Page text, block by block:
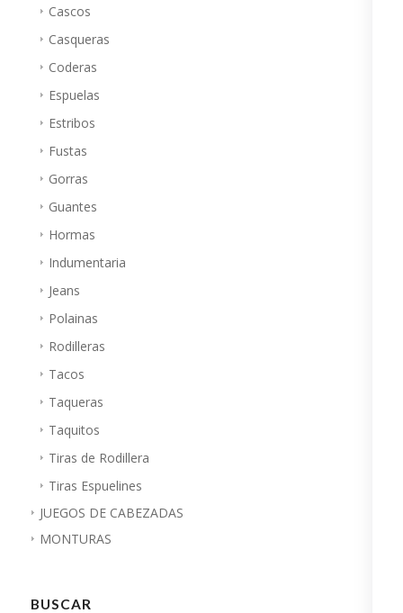
Cascos
Casqueras
Coderas
Espuelas
Estribos
Fustas
Gorras
Guantes
Hormas
Indumentaria
Jeans
Polainas
Rodilleras
Tacos
Taqueras
Taquitos
Tiras de Rodillera
Tiras Espuelines
JUEGOS DE CABEZADAS
MONTURAS
BUSCAR